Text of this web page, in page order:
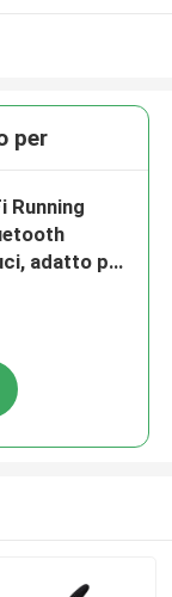
per
Running
adatto per